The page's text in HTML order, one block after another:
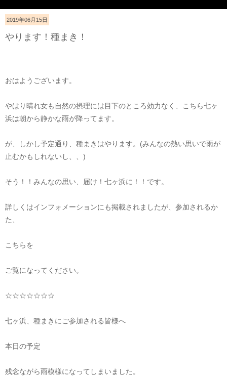
2019年06月15日
やります！種まき！
おはようございます。
やはり晴れ女も自然の摂理には目下のところ効力なく、こちら七ヶ
浜は朝から静かな雨が降ってます。
が、しかし予定通り、種まきはやります。(みんなの熱い思いで雨が
止むかもしれないし、、)
そう！！みんなの思い、届け！七ヶ浜に！！です。
詳しくはインフォメーションにも掲載されましたが、参加されるか
た、
こちらを
ご覧になってください。
☆☆☆☆☆☆☆
七ヶ浜、種まきにご参加される皆様へ
本日の予定
残念ながら雨模様になってしまいました。